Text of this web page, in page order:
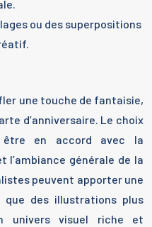
ou des superpositions
une touche de fantaisie,
d’anniversaire. Le choix
en accord avec la
générale de la
peuvent apporter une
des illustrations plus
univers visuel riche et